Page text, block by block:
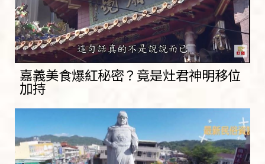
嘉義美食爆紅秘密？竟是灶君神明移位
加持